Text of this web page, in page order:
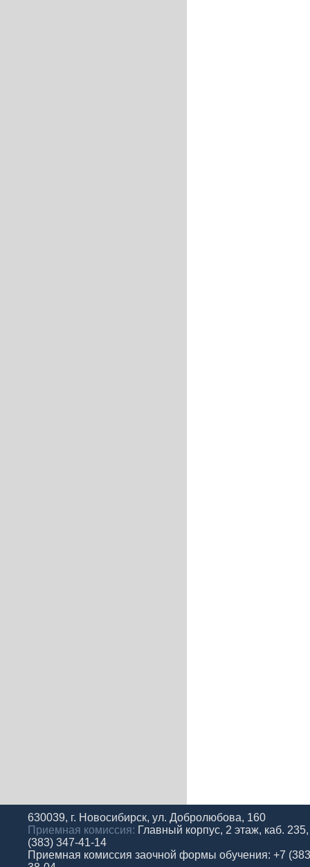
630039, г. Новосибирск, ул. Добролюбова, 160
Приемная комиссия: Главный корпус, 2 этаж, каб.
(383) 347-41-14
Приемная комиссия заочной формы обучения: +7